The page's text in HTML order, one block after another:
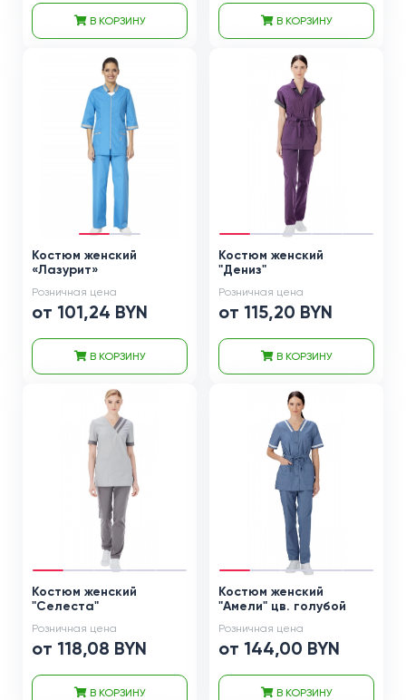
В КОРЗИНУ В КОРЗИНУ
Костюм женский
«Лазурит»
Розничная цена
от 101,24 BYN
В КОРЗИНУ
Костюм женский
"Дениз"
Розничная цена
от 115,20 BYN
В КОРЗИНУ
Костюм женский
"Селеста"
Розничная цена
от 118,08 BYN
В КОРЗИНУ
Костюм женский
"Амели" цв. голубой
Розничная цена
от 144,00 BYN
В КОРЗИНУ